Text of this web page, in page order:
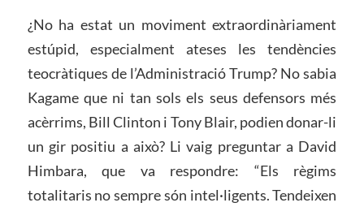
¿No ha estat un moviment extraordinàriament
estúpid, especialment ateses les tendències
teocràtiques de l’Administració Trump? No sabia
Kagame que ni tan sols els seus defensors més
acèrrims, Bill Clinton i Tony Blair, podien donar-li
un gir positiu a això? Li vaig preguntar a David
Himbara, que va respondre: “Els règims
totalitaris no sempre són intel·ligents. Tendeixen